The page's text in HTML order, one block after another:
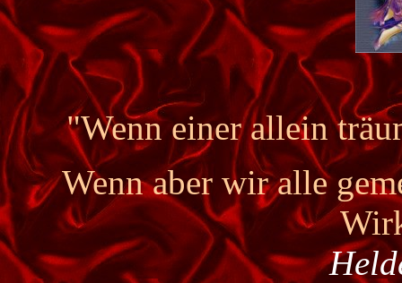
"Wenn einer allein
Wenn aber wir alle